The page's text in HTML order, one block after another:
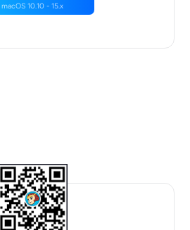
macOS 10.10 - 15.x